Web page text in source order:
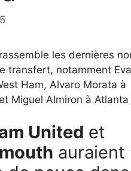
les dernières
transfert, notamment
Ham, Alvaro Morata à
Miguel Almiron à
United et
auraient